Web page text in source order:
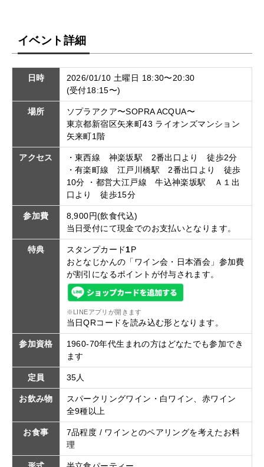
イベント詳細
日時
2026/01/10 土曜日 18:30〜20:30
(受付18:15〜)
場所
ソプラアクア〜SOPRA ACQUA〜
東京都新宿区矢来町43 ライオンズマンション
矢来町1階
アクセス
・東西線 神楽坂駅 2番出口より 徒歩2分
・有楽町線 江戸川橋駅 2番出口より 徒歩
10分 ・都営大江戸線 牛込神楽坂駅 Ａ１出
口より 徒歩15分
参加費
8,900円(飲食代込)
当日受付にて現金でのお支払いとなります。
特典 スタンプカード1P
おとなじかんの「ワイン会・日本酒会」参加費
が割引になるポイントが付与されます。
※LINEアプリが開きます
当日QRコードを読み込む形となります。
参加資格
1960-70年代生まれの方はどなたでも参加でき
ます
定員 35人
お飲み物
スパークリングワイン・白ワイン、赤ワイン
全9種以上
お食事
7品程度 / ワインとのペアリングを考えたお料
理